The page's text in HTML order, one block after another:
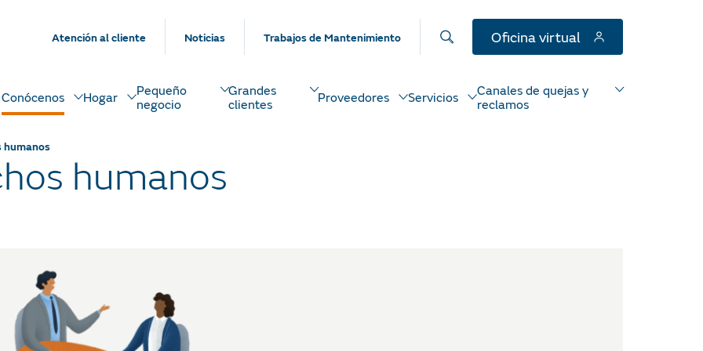
Atención al cliente Noticias Trabajos de Mantenimiento Oficina virtual
Conócenos Hogar
Pequeño
negocio
Grandes
clientes
Proveedores Servicios
Canales de quejas y
reclamos
humanos
humanos